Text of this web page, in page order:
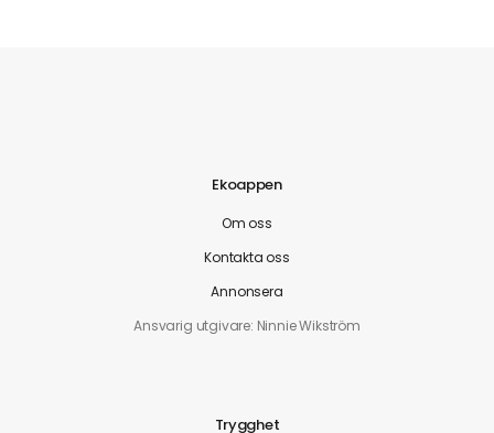
Ekoappen
Om oss
Kontakta oss
Annonsera
Ansvarig utgivare: Ninnie Wikström
Trygghet